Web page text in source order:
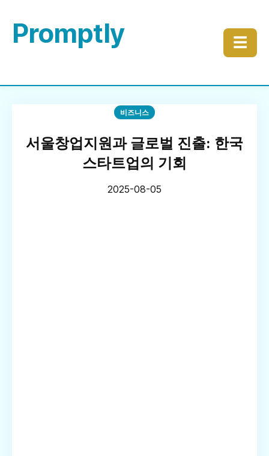
Promptly ☰
비즈니스
서울창업지원과 글로벌 진출: 한국
스타트업의 기회
2025-08-05